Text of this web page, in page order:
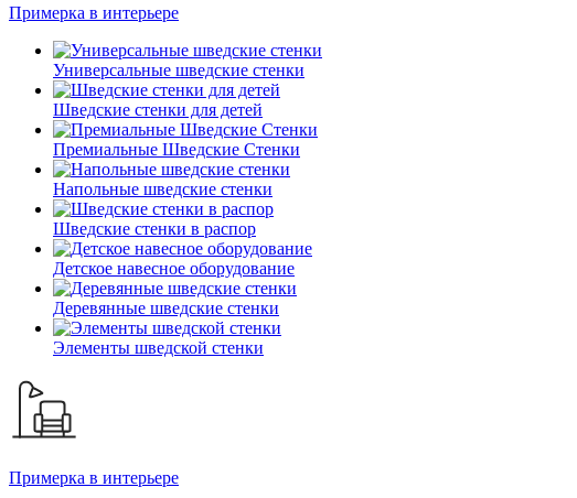
Примерка в интерьере
Универсальные шведские стенки
Шведские стенки для детей
Премиальные Шведские Стенки
Напольные шведские стенки
Шведские стенки в распор
Детское навесное оборудование
Деревянные шведские стенки
Элементы шведской стенки
Примерка в интерьере